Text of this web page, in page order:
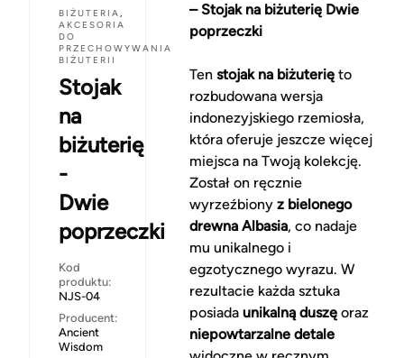
BIŻUTERIA,
AKCESORIA
DO
PRZECHOWYWANIA
BIŻUTERII
Stojak
na
biżuterię
-
Dwie
poprzeczki
Kod
produktu:
NJS-04
Producent:
Ancient
Wisdom
– Stojak na biżuterię Dwie
poprzeczki
Ten stojak na biżuterięto
rozbudowana wersja
indonezyjskiego rzemiosła,
która oferuje jeszcze więcej
miejsca na Twoją kolekcję.
Został on ręcznie
wyrzeźbiony z bielonego
drewna Albasia, co nadaje
mu unikalnego i
egzotycznego wyrazu. W
rezultacie każda sztuka
posiada unikalną duszęoraz
niepowtarzalne detale